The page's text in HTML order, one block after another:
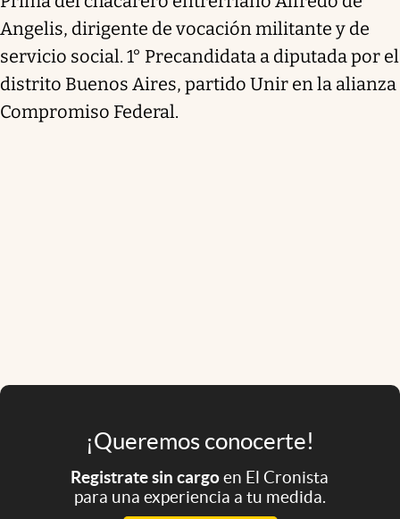
Angelis, dirigente de vocación militante y de
servicio social. 1° Precandidata a diputada por el
distrito Buenos Aires, partido Unir en la alianza
Compromiso Federal.
¡Queremos conocerte!
Registrate sin cargoen El Cronista
para una experiencia a tu medida.